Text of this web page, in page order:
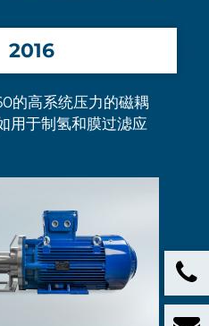
2016
的高系统压力的磁耦
用于制氢和膜过滤应